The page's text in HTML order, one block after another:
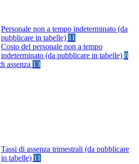
Personale non a tempo indeterminato (da
pubblicare in tabelle) 11
Costo del personale non a tempo
indeterminato (da pubblicare in tabelle) 8
assenza 13
Tassi di assenza trimestrali (da pubblicare
in tabelle) 11